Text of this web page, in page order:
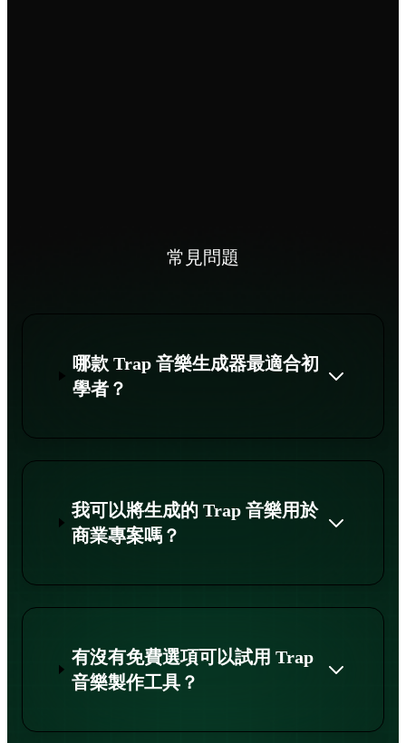
常見問題
哪款 Trap 音樂生成器最適合初
學者？
我可以將生成的 Trap 音樂用於
商業專案嗎？
有沒有免費選項可以試用 Trap
音樂製作工具？